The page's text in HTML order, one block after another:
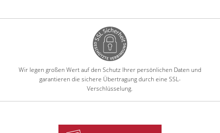
Wir legen großen Wert auf den Schutz Ihrer persönlichen Daten und
garantieren die sichere Übertragung durch eine SSL-
Verschlüsselung.